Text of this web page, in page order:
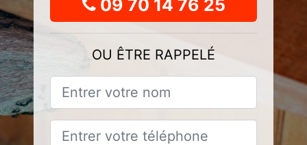
09 70 14 76 25
OU ÊTRE RAPPELÉ